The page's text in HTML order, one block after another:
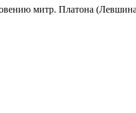
митр. Платона